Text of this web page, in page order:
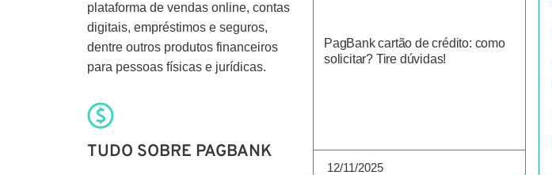
TUDO SOBRE PAGBANK
plataforma de vendas online, contas
digitais, empréstimos e seguros,
dentre outros produtos financeiros
para pessoas físicas e jurídicas.
PagBank cartão de crédito: como
solicitar? Tire dúvidas!
12/11/2025